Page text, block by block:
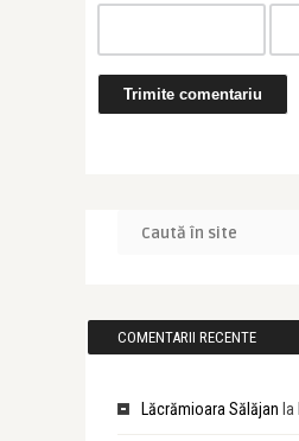
COMENTARII RECENTE
Lăcrămioara Sălăjan la